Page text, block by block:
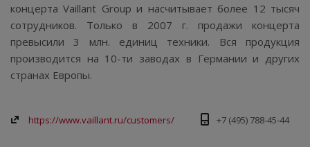
концерта Vaillant Group и насчитывает более 12 тысяч
сотрудников. Только в 2007 г. продажи концерта
превысили 3 млн. единиц техники. Вся продукция
производится на 10-ти заводах в Германии и других
странах Европы.
https://www.vaillant.ru/customers/ +7 (495) 788-45-44